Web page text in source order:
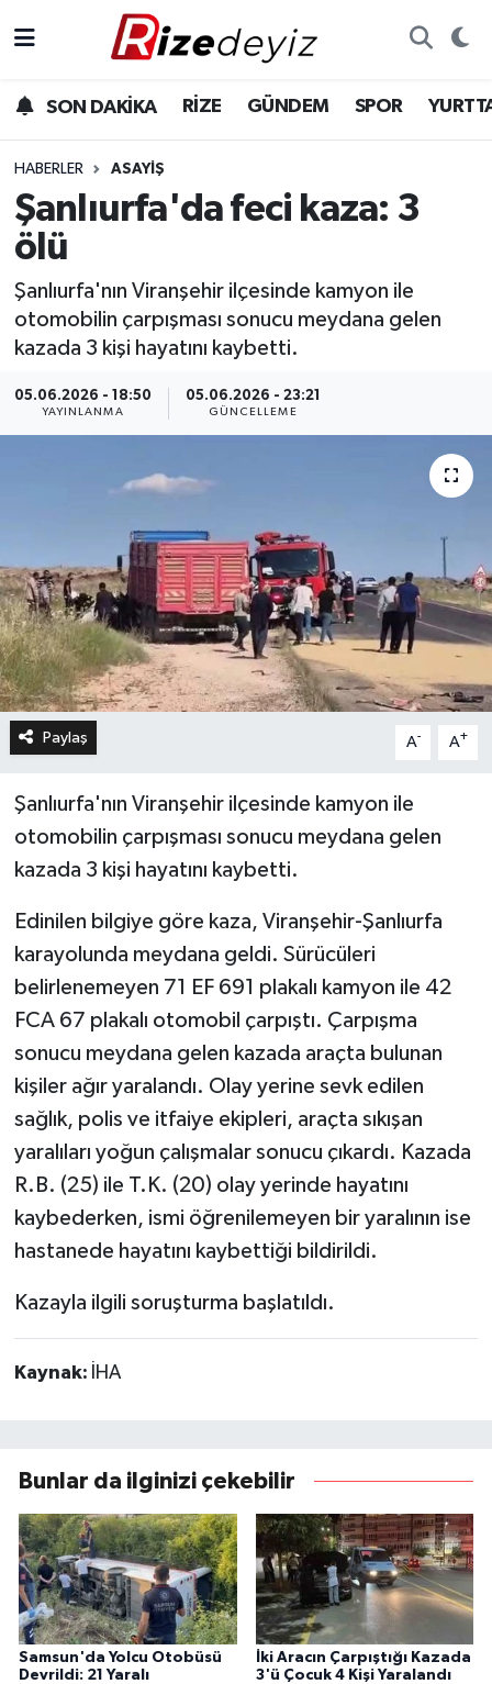
SON DAKİKA RİZE GÜNDEM SPOR
HABERLER ASAYIŞ
Şanlıurfa'da feci kaza: 3
ölü
Şanlıurfa'nın Viranşehir ilçesinde kamyon ile
otomobilin çarpışması sonucu meydana gelen
kazada 3 kişi hayatını kaybetti.
05.06.2026 - 18:50
YAYINLANMA
05.06.2026 - 23:21
GÜNCELLEME
Paylaş A- A+
Şanlıurfa'nın Viranşehir ilçesinde kamyon ile
otomobilin çarpışması sonucu meydana gelen
kazada 3 kişi hayatını kaybetti.
Edinilen bilgiye göre kaza, Viranşehir-Şanlıurfa
karayolunda meydana geldi. Sürücüleri
belirlenemeyen 71 EF 691 plakalı kamyon ile 42
FCA 67 plakalı otomobil çarpıştı. Çarpışma
sonucu meydana gelen kazada araçta bulunan
kişiler ağır yaralandı. Olay yerine sevk edilen
sağlık, polis ve itfaiye ekipleri, araçta sıkışan
yaralıları yoğun çalışmalar sonucu çıkardı. Kazada
R.B. (25) ile T.K. (20) olay yerinde hayatını
kaybederken, ismi öğrenilemeyen bir yaralının ise
hastanede hayatını kaybettiği bildirildi.
Kazayla ilgili soruşturma başlatıldı.
Kaynak: İHA
Bunlar da ilginizi çekebilir
Samsun'da Yolcu Otobüsü
Devrildi: 21 Yaralı
İki Aracın Çarpıştığı Kazada
3'ü Çocuk 4 Kişi Yaralandı
Gündem
Yurttan Haberler
Ekonomi
Teknoloji
Rize Hava Durumu
Rize Trafik Yoğunluk Haritası
Süper Lig Puan Durumu ve Fikstür
Tüm Manşetler
Son Dakika Haberleri
Haber Arşivi